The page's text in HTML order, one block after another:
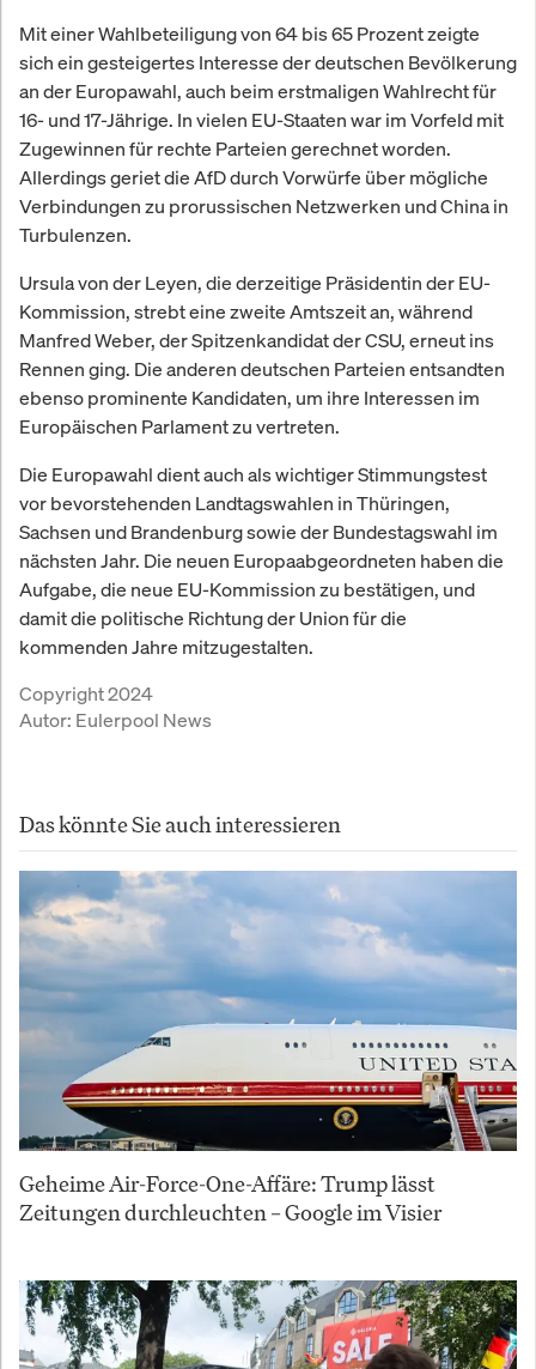
Mit einer Wahlbeteiligung von 64 bis 65 Prozent zeigte
sich ein gesteigertes Interesse der deutschen Bevölkerung
an der Europawahl, auch beim erstmaligen Wahlrecht für
16- und 17-Jährige. In vielen EU-Staaten war im Vorfeld mit
Zugewinnen für rechte Parteien gerechnet worden.
Allerdings geriet die AfD durch Vorwürfe über mögliche
Verbindungen zu prorussischen Netzwerken und China in
Turbulenzen.
Ursula von der Leyen, die derzeitige Präsidentin der EU-
Kommission, strebt eine zweite Amtszeit an, während
Manfred Weber, der Spitzenkandidat der CSU, erneut ins
Rennen ging. Die anderen deutschen Parteien entsandten
ebenso prominente Kandidaten, um ihre Interessen im
Europäischen Parlament zu vertreten.
Die Europawahl dient auch als wichtiger Stimmungstest
vor bevorstehenden Landtagswahlen in Thüringen,
Sachsen und Brandenburg sowie der Bundestagswahl im
nächsten Jahr. Die neuen Europaabgeordneten haben die
Aufgabe, die neue EU-Kommission zu bestätigen, und
damit die politische Richtung der Union für die
kommenden Jahre mitzugestalten.
Copyright 2024
Autor: Eulerpool News
Das könnte Sie auch interessieren
Geheime Air-Force-One-Affäre: Trump lässt
Zeitungen durchleuchten – Google im Visier